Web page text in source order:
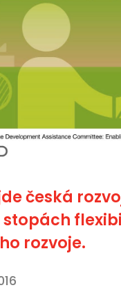
česká
stopách
rozvoje.